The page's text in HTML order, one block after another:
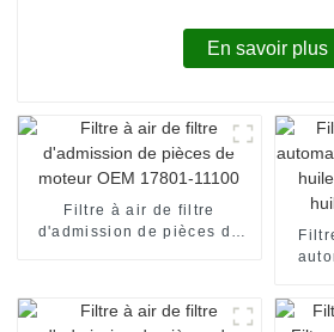
En savoir plus
Filtre à air de filtre
d'admission de pièces de